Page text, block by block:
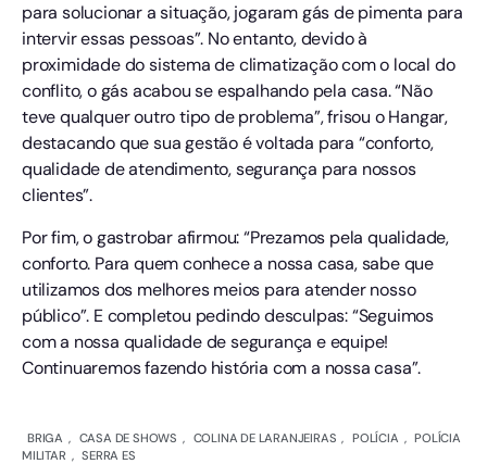
para solucionar a situação, jogaram gás de pimenta para
intervir essas pessoas”. No entanto, devido à
proximidade do sistema de climatização com o local do
conflito, o gás acabou se espalhando pela casa. “Não
teve qualquer outro tipo de problema”, frisou o Hangar,
destacando que sua gestão é voltada para “conforto,
qualidade de atendimento, segurança para nossos
clientes”.
Por fim, o gastrobar afirmou: “Prezamos pela qualidade,
conforto. Para quem conhece a nossa casa, sabe que
utilizamos dos melhores meios para atender nosso
público”. E completou pedindo desculpas: “Seguimos
com a nossa qualidade de segurança e equipe!
Continuaremos fazendo história com a nossa casa”.
BRIGA , CASA DE SHOWS , COLINA DE LARANJEIRAS , POLÍCIA , POLÍCIA
MILITAR , SERRA ES